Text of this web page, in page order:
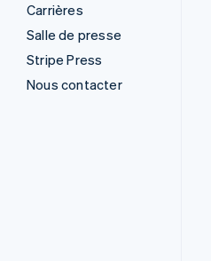
Carrières
Salle de presse
Stripe Press
Nous contacter